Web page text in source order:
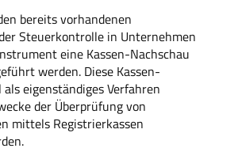
bereits vorhandenen
Steuerkontrolle in Unternehmen
eine Kassen-Nachschau
werden. Diese Kassen-
als eigenständiges Verfahren
der Überprüfung von
mittels Registrierkassen